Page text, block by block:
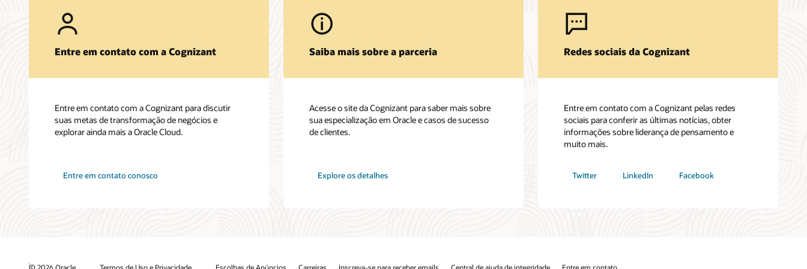
Entre em contato com a Cognizant
Entre em contato com a Cognizant para discutir
suas metas de transformação de negócios e
explorar ainda mais a Oracle Cloud.
Entre em contato conosco
Saiba mais sobre a parceria
Acesse o site da Cognizant para saber mais sobre
sua especialização em Oracle e casos de sucesso
de clientes.
Explore os detalhes
Redes sociais da Cognizant
Entre em contato com a Cognizant pelas redes
sociais para conferir as últimas notícias, obter
informações sobre liderança de pensamento e
muito mais.
Twitter LinkedIn Facebook